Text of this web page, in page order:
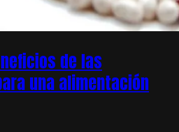
de las
una alimentación